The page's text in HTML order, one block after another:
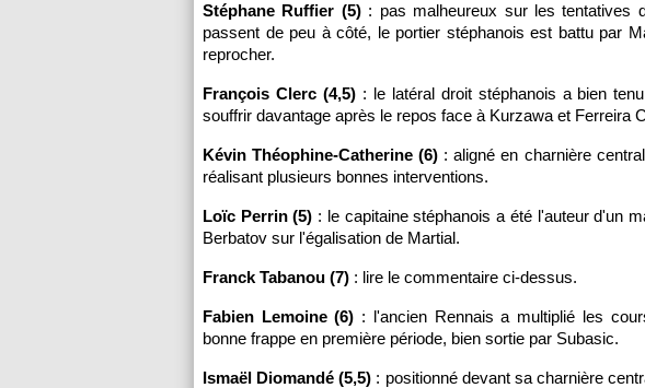
Stéphane Ruffier (5): pas malheureux sur les tentatives
passent de peu à côté, le portier stéphanois est battu par
reprocher.
François Clerc (4,5): le latéral droit stéphanois a bien
souffrir davantage après le repos face à Kurzawa et Ferreira
Kévin Théophine-Catherine (6) : aligné en charnière
réalisant plusieurs bonnes interventions.
Loïc Perrin (5) : le capitaine stéphanois a été l'auteur d'un
Berbatov sur l'égalisation de Martial.
Franck Tabanou (7) : lire le commentaire ci-dessus.
Fabien Lemoine (6) : l'ancien Rennais a multiplié les
bonne frappe en première période, bien sortie par Subasic.
Ismaël Diomandé (5,5) : positionné devant sa charnière